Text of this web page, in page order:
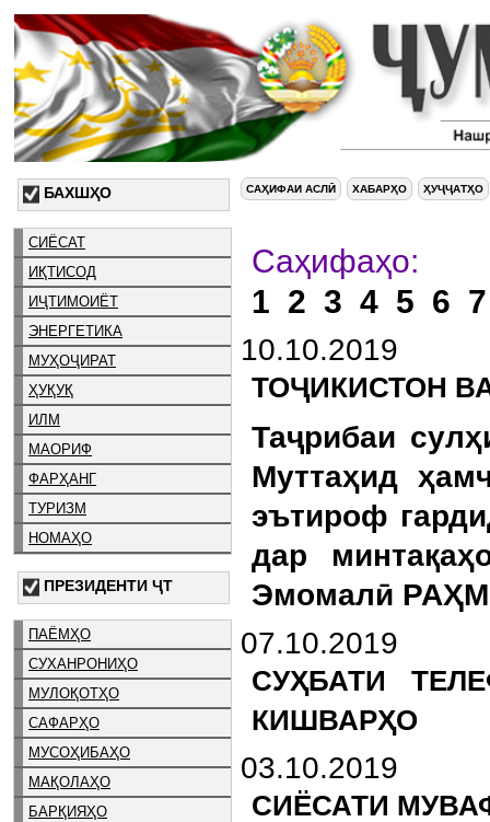
БАХШҲО
СИЁСАТ
ИҚТИСОД
ИҶТИМОИЁТ
ЭНЕРГЕТИКА
МУҲОҶИРАТ
ҲУҚУҚ
ИЛМ
МАОРИФ
ФАРҲАНГ
ТУРИЗМ
НОМАҲО
ПРЕЗИДЕНТИ ҶТ
ПАЁМҲО
СУХАНРОНИҲО
МУЛОҚОТҲО
САФАРҲО
МУСОҲИБАҲО
МАҚОЛАҲО
БАРҚИЯҲО
САҲИФАИ АСЛӢ ХАБАРҲО ҲУҶҶАТҲО
1 2 3 4 5 6 7
10.10.2019
ТОҶИКИСТОН
Таҷрибаи
Муттаҳид
эътироф
дар
Эмомалӣ
07.10.2019
СУҲБАТИ
КИШВАРҲО
03.10.2019
СИЁСАТИ